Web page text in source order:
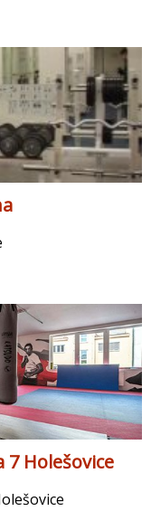
Holešovice